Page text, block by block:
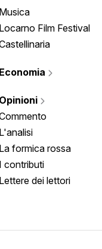
Musica
Locarno Film Festival
Economia
Opinioni
L'analisi
La formica rossa
I contributi
Lettere dei lettori